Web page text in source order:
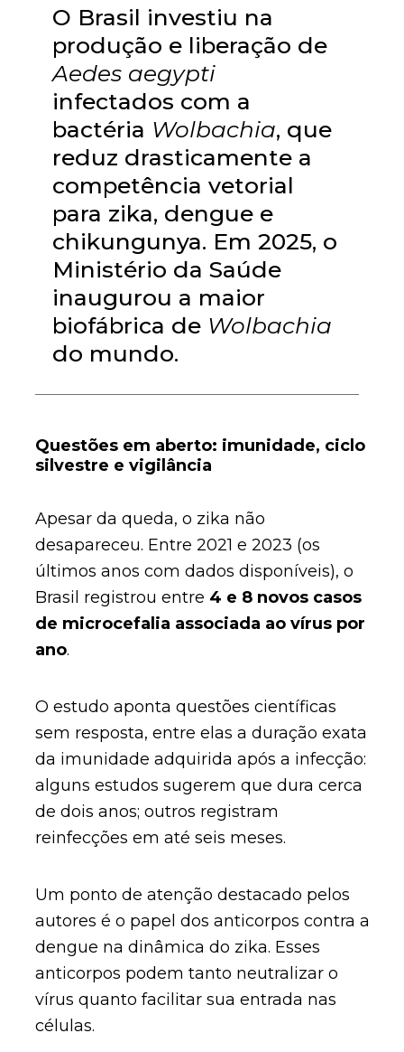
O Brasil investiu na
produção e liberação de
Aedes aegypti
infectados com a
bactéria Wolbachia, que
reduz drasticamente a
competência vetorial
para zika, dengue e
chikungunya. Em 2025, o
Ministério da Saúde
inaugurou a maior
biofábrica de Wolbachia
do mundo.
Questões em aberto: imunidade, ciclo
silvestre e vigilância
Apesar da queda, o zika não
desapareceu. Entre 2021 e 2023 (os
últimos anos com dados disponíveis), o
Brasil registrou entre 4 e 8 novos casos
de microcefalia associada ao vírus por
ano.
O estudo aponta questões científicas
sem resposta, entre elas a duração exata
da imunidade adquirida após a infecção:
alguns estudos sugerem que dura cerca
de dois anos; outros registram
reinfecções em até seis meses.
Um ponto de atenção destacado pelos
autores é o papel dos anticorpos contra a
dengue na dinâmica do zika. Esses
anticorpos podem tanto neutralizar o
vírus quanto facilitar sua entrada nas
células.